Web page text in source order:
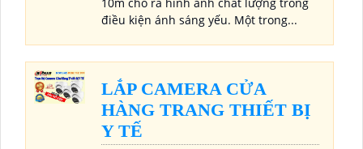
điều kiện ánh sáng yếu. Một trong...
LẮP CAMERA CỬA
HÀNG TRANG THIẾT BỊ
Y TẾ